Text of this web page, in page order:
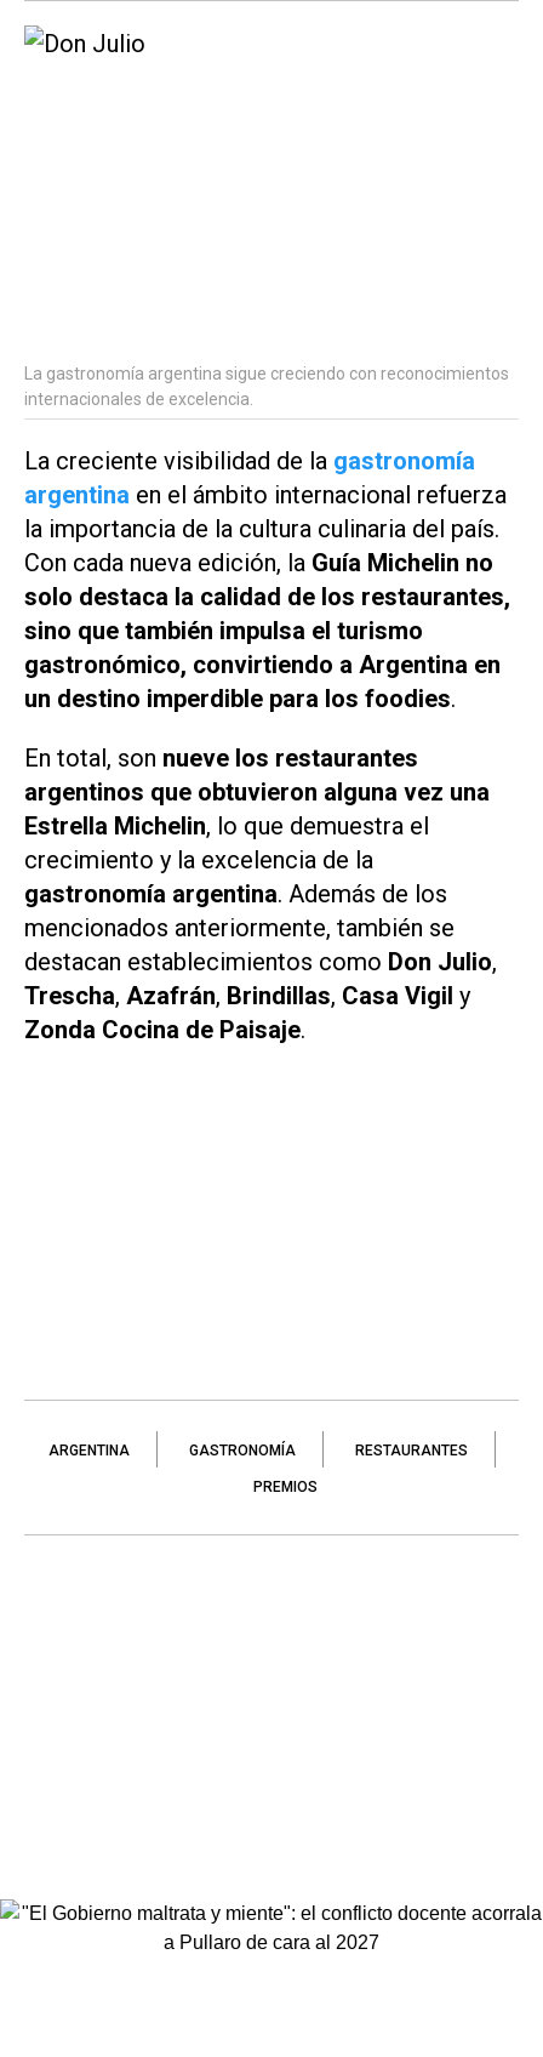
La gastronomía argentina sigue creciendo con reconocimientos
internacionales de excelencia.
La creciente visibilidad de la gastronomía
argentina en el ámbito internacional refuerza
la importancia de la cultura culinaria del país.
Con cada nueva edición, la Guía Michelin no
solo destaca la calidad de los restaurantes,
sino que también impulsa el turismo
gastronómico, convirtiendo a Argentina en
un destino imperdible para los foodies.
En total, son nueve los restaurantes
argentinos que obtuvieron alguna vez una
Estrella Michelin, lo que demuestra el
crecimiento y la excelencia de la
gastronomía argentina. Además de los
mencionados anteriormente, también se
destacan establecimientos como Don Julio,
Trescha, Azafrán, Brindillas, Casa Vigil y
Zonda Cocina de Paisaje.
ARGENTINA GASTRONOMÍA RESTAURANTES
PREMIOS